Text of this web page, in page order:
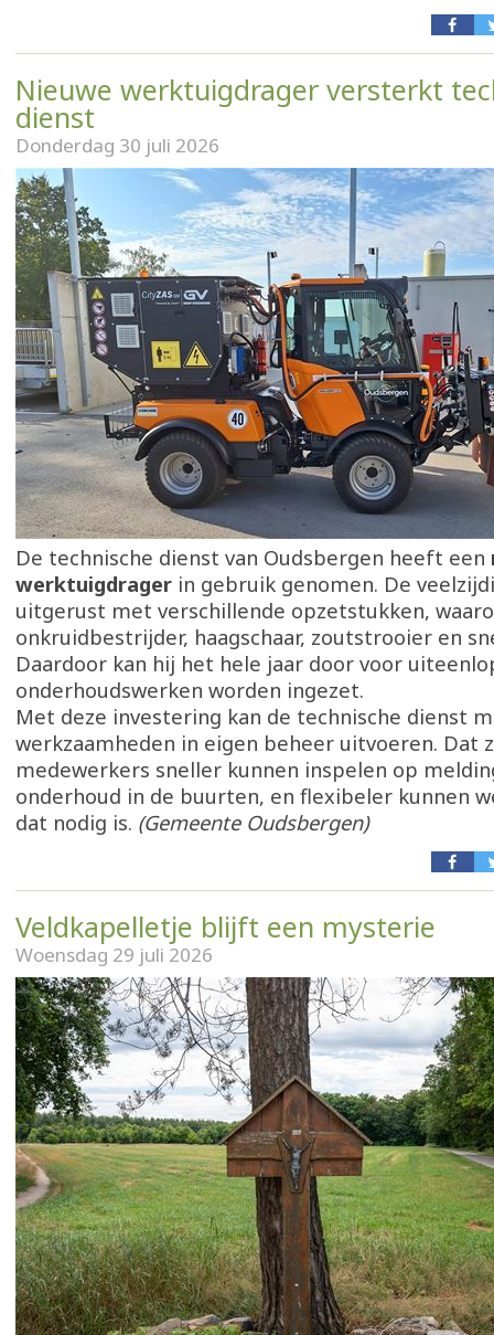
Nieuwe werktuigdrager versterkt
dienst
Donderdag 30 juli 2026
De technische dienst van Oudsbergen heeft een
werktuigdrager in gebruik genomen. De
uitgerust met verschillende opzetstukken,
onkruidbestrijder, haagschaar, zoutstrooier en
Daardoor kan hij het hele jaar door voor
onderhoudswerken worden ingezet.
Met deze investering kan de technische dienst
werkzaamheden in eigen beheer uitvoeren. Dat
medewerkers sneller kunnen inspelen op
onderhoud in de buurten, en flexibeler kunnen
dat nodig is. (Gemeente Oudsbergen)
Veldkapelletje blijft een mysterie
Woensdag 29 juli 2026